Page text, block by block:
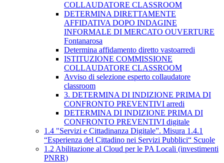
COLLAUDATORE CLASSROOM
DETERMINA DIRETTAMENTE
AFFIDATIVA DOPO INDAGINE
INFORMALE DI MERCATO OUVERTURE
Fontanarosa
Determina affidamento diretto vastoarredi
ISTITUZIONE COMMISSIONE
COLLAUDATORE CLASSROOM
Avviso di selezione esperto collaudatore
classroom
3. DETERMINA DI INDIZIONE PRIMA DI
CONFRONTO PREVENTIVI arredi
DETERMINA DI INDIZIONE PRIMA DI
CONFRONTO PREVENTIVI digitale
1.4 "Servizi e Cittadinanza Digitale”. Misura 1.4.1
“Esperienza del Cittadino nei Servizi Pubblici“ Scuole
1.2 Abilitazione al Cloud per le PA Locali (investimenti
PNRR)